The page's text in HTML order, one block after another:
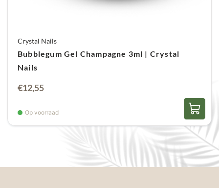
Crystal Nails
Bubblegum Gel Champagne 3ml | Crystal
Nails
€12,55
Op voorraad